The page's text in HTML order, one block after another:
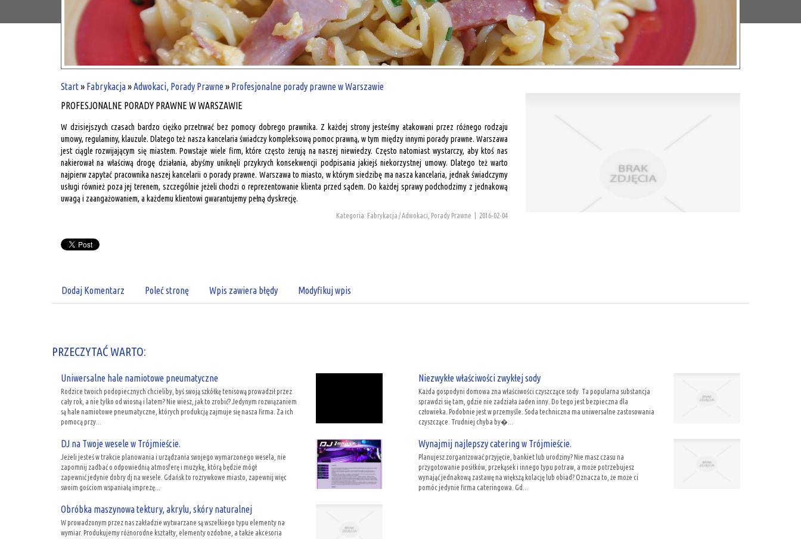
Start» Fabrykacja»Adwokaci, Porady Prawne» Profesjonalne porady prawne w Warszawie
PROFESJONALNE PORADY PRAWNE W WARSZAWIE
W dzisiejszych czasach bardzo ciężko przetrwać bez pomocy dobrego prawnika. Z każdej strony jesteśmy atakowani przez różnego rodzaju
umowy, regulaminy, klauzule. Dlatego też nasza kancelaria świadczy kompleksową pomoc prawną, w tym między innymi porady prawne. Warszawa
jest ciągle rozwijającym się miastem. Powstaje wiele firm, które często żerują na naszej niewiedzy. Często natomiast wystarczy, aby ktoś nas
nakierował na właściwą drogę działania, abyśmy uniknęli przykrych konsekwencji podpisania jakiejś niekorzystnej umowy. Dlatego też warto
najpierw zapytać pracownika naszej kancelarii o porady prawne. Warszawa to miasto, w którym siedzibę ma nasza kancelaria, jednak świadczymy
usługi również poza jej terenem, szczególnie jeżeli chodzi o reprezentowanie klienta przed sądem. Do każdej sprawy podchodzimy z jednakową
uwagą i zaangażowaniem, a każdemu klientowi gwarantujemy pełną dyskrecję.
Kategoria: Fabrykacja / Adwokaci, Porady Prawne 2016-02-04
Dodaj Komentarz Poleć stronę Wpis zawiera błędy Modyfikuj wpis
PRZECZYTAĆ WARTO:
Uniwersalne hale namiotowe pneumatyczne
Rodzice twoich podopiecznych chcieliby, byś swoją szkółkę tenisową prowadził przez
cały rok, a nie tylko od wiosną i latem? Nie wiesz, jak to zrobić? Jedynym rozwiązaniem
są hale namiotowe pneumatyczne, których produkcją zajmuje się nasza firma. Za ich
pomocą przy...
Niezwykłe właściwości zwykłej sody
Każda gospodyni domowa zna właściwości czyszczące sody. Ta popularna substancja
sprawdzi się tam, gdzie nie zadziała żaden inny. Do tego jest bezpieczna dla
człowieka. Podobnie jest w przemyśle. Soda techniczna ma uniwersalne zastosowania
czyszczące. Trudniej chyba by�...
DJ na Twoje wesele w Trójmieście.
Jeżeli jesteś w trakcie planowania i urządzania swojego wymarzonego wesela, nie
zapomnij zadbać o odpowiednią atmosferę i muzykę, którą będzie mógł
zapewnić jedynie dobry dj na wesele. Gdańsk to rozrywkowe miasto, zapewnij więc
swoim gościom wspaniałą imprezę...
Wynajmij najlepszy catering w Trójmieście.
Planujesz zorganizować przyjęcie, bankiet lub urodziny? Nie masz czasu na
przygotowanie posiłków, przekąsek i innego typu potraw, a może potrzebujesz
wynająć jednakową zastawę na większą kolację lub obiad? Oznacza to, że może ci
pomóc jedynie firma cateringowa. Gd...
Obróbka maszynowa tektury, akrylu, skóry naturalnej
W prowadzonym przez nas zakładzie wytwarzane są wszelkiego typu elementy na
wymiar. Produkujemy różnorodne kształty, elementy ozdobne, a także akcesoria